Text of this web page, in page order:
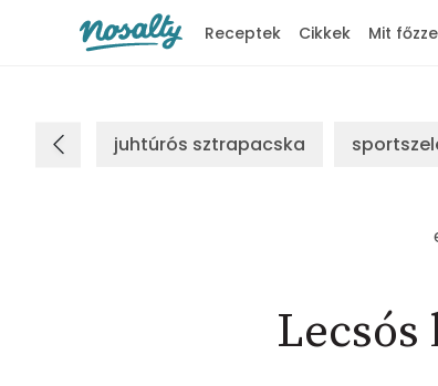
Receptek Cikkek Mit
juhtúrós sztrapacska